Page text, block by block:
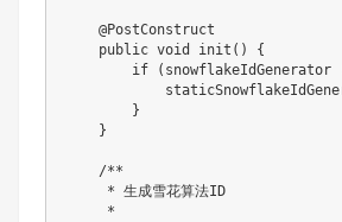
    @PostConstruct
    public void init() {
if (snowflakeIdGenerator
        }
    }
    /**
     * 生成雪花算法ID
     *